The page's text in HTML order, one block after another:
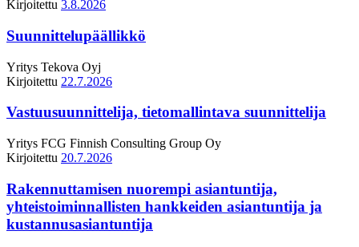
Kirjoitettu 3.8.2026
Suunnittelupäällikkö
Yritys Tekova Oyj
Kirjoitettu 22.7.2026
Vastuusuunnittelija, tietomallintava suunnittelija
Yritys FCG Finnish Consulting Group Oy
Kirjoitettu 20.7.2026
Rakennuttamisen nuorempi asiantuntija,
yhteistoiminnallisten hankkeiden asiantuntija ja
kustannusasiantuntija